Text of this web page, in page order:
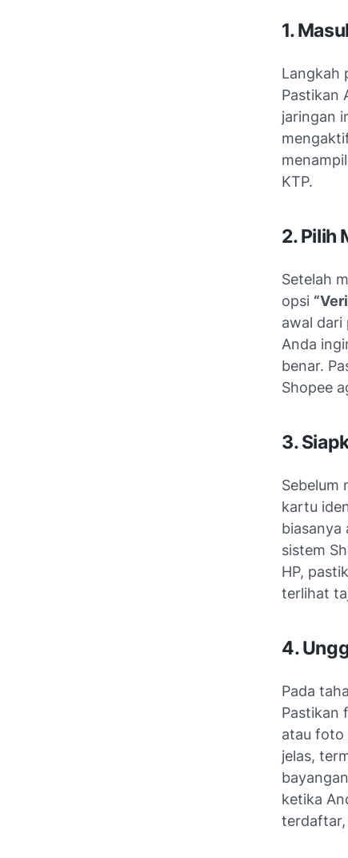
1.
Langkah
Pastikan
jaringan
KTP.
2. Pilih
Setelah
opsi
awal dari
Anda
benar.
Shopee
3.
Sebelum
kartu
biasanya
sistem
HP,
terlihat
4.
Pada
Pastikan
atau foto
jelas,
ketika
terdaftar,